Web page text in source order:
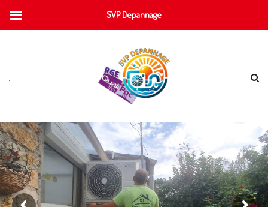
SVP Depannage